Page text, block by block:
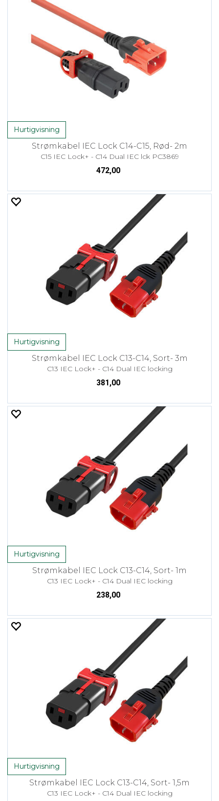
Hurtigvisning
Strømkabel IEC Lock C14-C15, Rød- 2m
C15 IEC Lock+ - C14 Dual IEC lck PC3869
472,00
Hurtigvisning
Strømkabel IEC Lock C13-C14, Sort- 3m
C13 IEC Lock+ - C14 Dual IEC locking
381,00
Hurtigvisning
Strømkabel IEC Lock C13-C14, Sort- 1m
C13 IEC Lock+ - C14 Dual IEC locking
238,00
Hurtigvisning
Strømkabel IEC Lock C13-C14, Sort- 1,5m
C13 IEC Lock+ - C14 Dual IEC locking